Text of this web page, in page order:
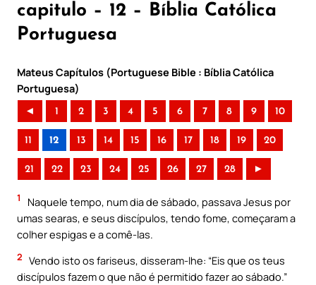
capitulo – 12 – Bíblia Católica
Portuguesa
Mateus Capítulos (Portuguese Bible : Bíblia Católica
Portuguesa)
◄ 1 2 3 4 5 6 7 8 9 10
11 12 13 14 15 16 17 18 19 20
21 22 23 24 25 26 27 28 ►
1
Naquele tempo, num dia de sábado, passava Jesus por
umas searas, e seus discípulos, tendo fome, começaram a
colher espigas e a comê-las.
2 Vendo isto os fariseus, disseram-lhe: “Eis que os teus
discípulos fazem o que não é permitido fazer ao sábado.”